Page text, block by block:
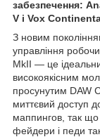
забезпечення:
V і Vox
З новим
управління
MkII — це
високоякісним
просунутим DAW
миттєвий доступ
маппингов, так що
фейдери і педи